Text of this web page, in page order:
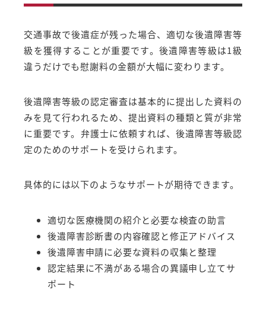
交通事故で後遺症が残った場合、適切な後遺障害等
級を獲得することが重要です。後遺障害等級は1級
違うだけでも慰謝料の金額が大幅に変わります。
後遺障害等級の認定審査は基本的に提出した資料の
みを見て行われるため、提出資料の種類と質が非常
に重要です。弁護士に依頼すれば、後遺障害等級認
定のためのサポートを受けられます。
具体的には以下のようなサポートが期待できます。
適切な医療機関の紹介と必要な検査の助言
後遺障害診断書の内容確認と修正アドバイス
後遺障害申請に必要な資料の収集と整理
認定結果に不満がある場合の異議申し立てサ
ポート